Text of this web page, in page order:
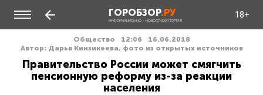
ГОРОБЗОР.РУ
ИНФОРМАЦИОННО - НОВОСТНОЙ ПОРТАЛ
18+
Общество 12:06
16.06.2018
Автор: Дарья Кинзикеева, фото из открытых источников
Правительство России может смягчить
пенсионную реформу из-за реакции
населения